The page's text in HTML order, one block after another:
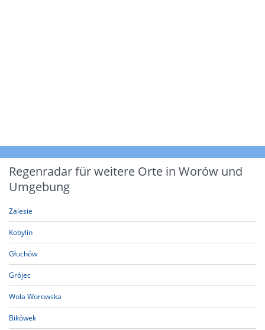
Regenradar für weitere Orte in Worów und
Umgebung
Zalesie
Kobylin
Głuchów
Grójec
Wola Worowska
Bikówek